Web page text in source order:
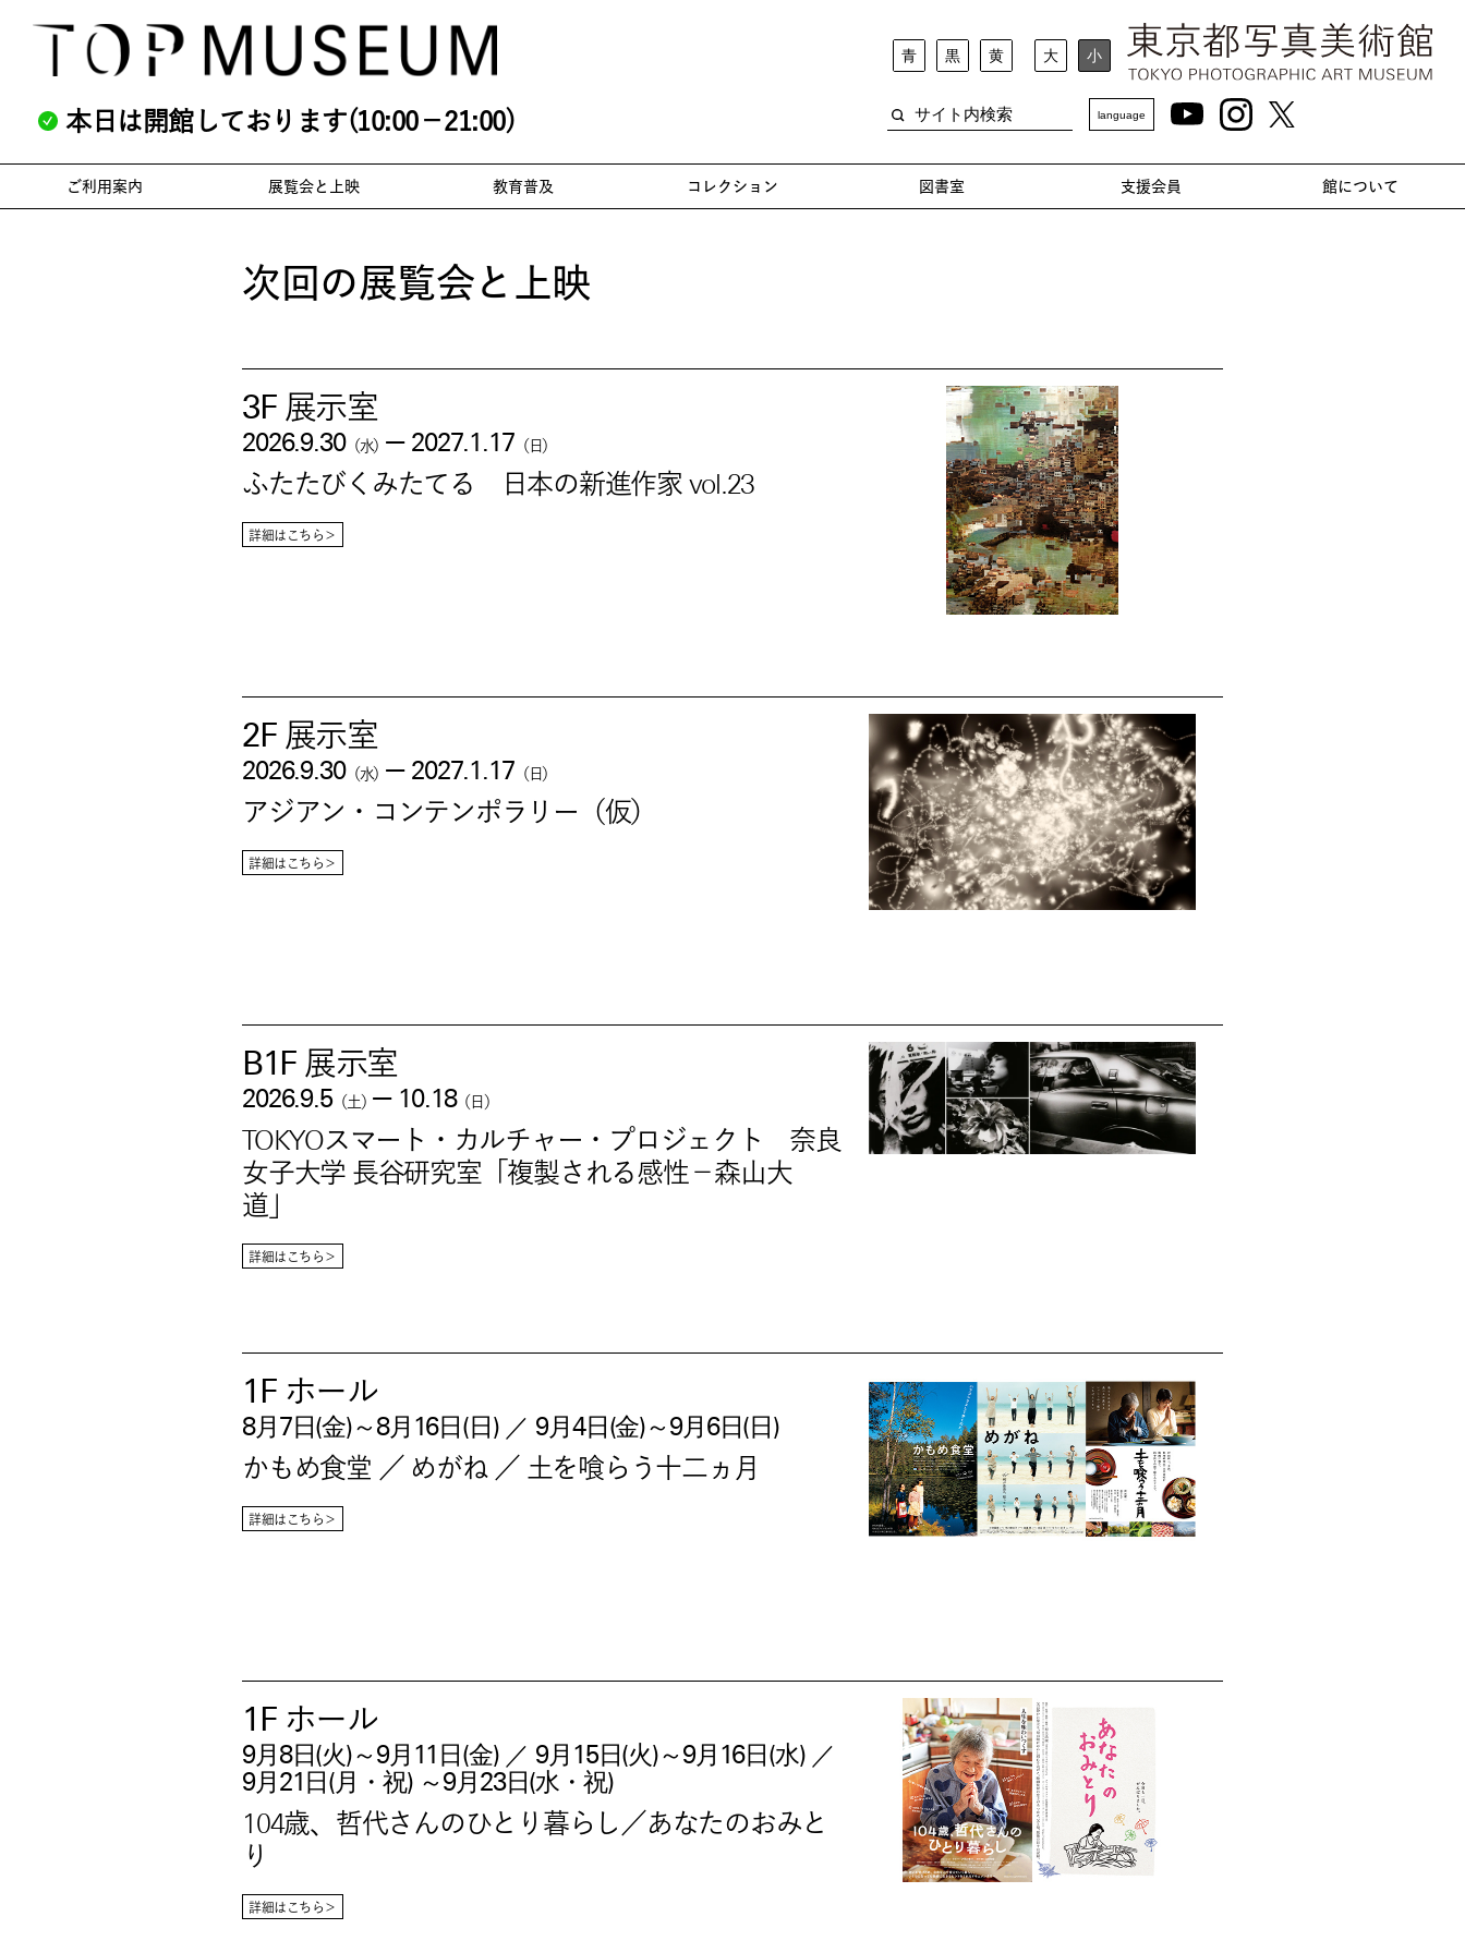
本日は開館しております(10:00－21:00)
青 黒 黄 大 小
language
ご利用案内 展覧会と上映 教育普及 コレクション 図書室 支援会員 館について
次回の展覧会と上映
3F 展示室
2026.9.30（水）— 2027.1.17 （日）
ふたたびくみたてる 日本の新進作家 vol.23
詳細はこちら＞
2F 展示室
2026.9.30（水）— 2027.1.17 （日）
アジアン・コンテンポラリー（仮）
詳細はこちら＞
B1F 展示室
2026.9.5（土）— 10.18（日）
TOKYOスマート・カルチャー・プロジェクト 奈良
女子大学 長谷研究室「複製される感性－森山大
道」
詳細はこちら＞
1Fホール
8月7日(金)～8月16日(日) ／ 9月4日(金)～9月6日(日)
かもめ食堂 ／ めがね ／ 土を喰らう十二ヵ月
詳細はこちら＞
1Fホール
9月8日(火)～9月11日(金) ／ 9月15日(火)～9月16日(水) ／
9月21日(月・祝) ～9月23日(水・祝)
104歳、哲代さんのひとり暮らし／あなたのおみと
り
詳細はこちら＞